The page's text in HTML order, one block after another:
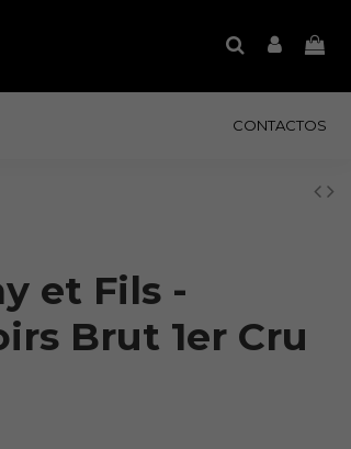
CONTACTOS
et Fils -
Brut 1er Cru